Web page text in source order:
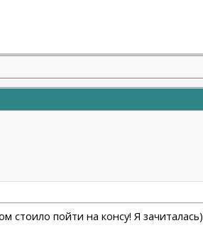
стоило пойти на консу! Я зачиталась)